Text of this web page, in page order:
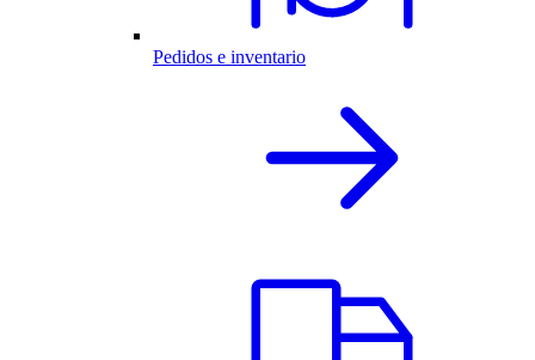
Pedidos e inventario